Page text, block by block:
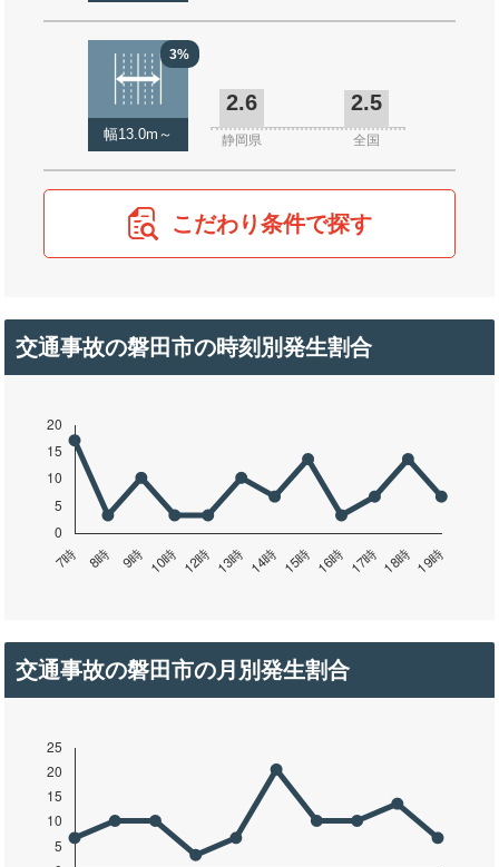
3%
幅13.0m～
2.6 2.5
静岡県 全国
こだわり条件で探す
交通事故の磐田市の時刻別発生割合
交通事故の磐田市の月別発生割合